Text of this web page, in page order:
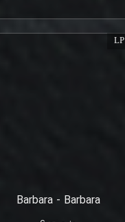
Barbara - Barbara
LP